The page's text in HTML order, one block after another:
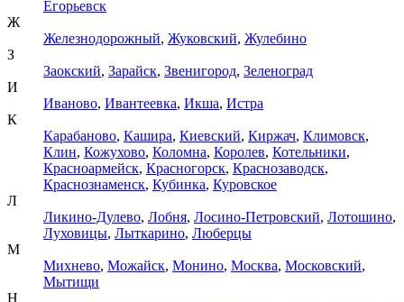
Егорьевск
Ж
Железнодорожный, Жуковский, Жулебино
З
Заокский, Зарайск, Звенигород, Зеленоград
И
Иваново, Ивантеевка, Икша, Истра
К
Карабаново, Кашира, Киевский, Киржач, Климовск,
Клин, Кожухово, Коломна, Королев, Котельники,
Красноармейск, Красногорск, Краснозаводск,
Краснознаменск, Кубинка, Куровское
Л
Ликино-Дулево, Лобня, Лосино-Петровский, Лотошино,
Луховицы, Лыткарино, Люберцы
М
Михнево, Можайск, Монино, Москва, Московский,
Мытищи
Н